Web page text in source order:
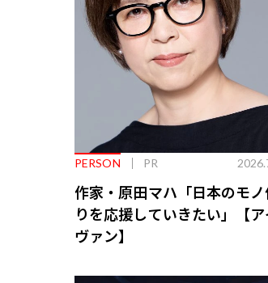
PERSON PR
作家・原田マハ「日本のモノ
りを応援していきたい」【ア
ヴァン】